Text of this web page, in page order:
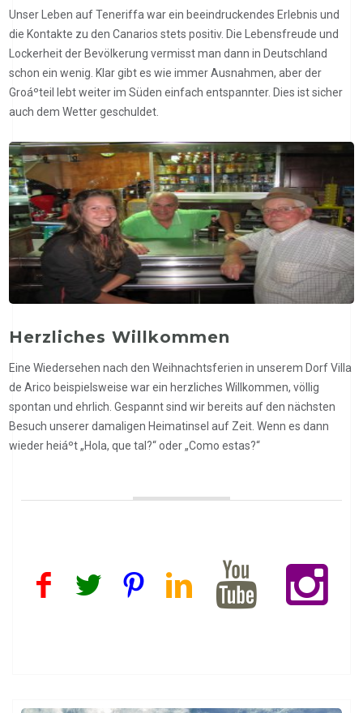
Unser Leben auf Teneriffa war ein beeindruckendes Erlebnis und
die Kontakte zu den Canarios stets positiv. Die Lebensfreude und
Lockerheit der Bevölkerung vermisst man dann in Deutschland
schon ein wenig. Klar gibt es wie immer Ausnahmen, aber der
Groáºteil lebt weiter im Süden einfach entspannter. Dies ist sicher
auch dem Wetter geschuldet.
Herzliches Willkommen
Eine Wiedersehen nach den Weihnachtsferien in unserem Dorf Villa
de Arico beispielsweise war ein herzliches Willkommen, völlig
spontan und ehrlich. Gespannt sind wir bereits auf den nächsten
Besuch unserer damaligen Heimatinsel auf Zeit. Wenn es dann
wieder heiáºt „Hola, que tal?“ oder „Como estas?“